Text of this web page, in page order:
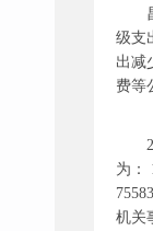
级支
出减
费等
为：
机关